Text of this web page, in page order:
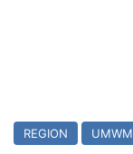
REGION UMWM